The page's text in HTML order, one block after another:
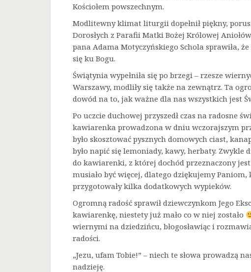
Kościołem powszechnym.
Modlitewny klimat liturgii dopełnił piękny,
Dorosłych z Parafii Matki Bożej Królowej
pana Adama Motyczyńskiego Schola sprawiła,
się ku Bogu.
Świątynia wypełniła się po brzegi – rzesze
Warszawy, modliły się także na zewnątrz. Ta
dowód na to, jak ważne dla nas wszystkich jest
Po uczcie duchowej przyszedł czas na radosne
kawiarenka prowadzona w dniu wczorajszym
było skosztować pysznych domowych ciast,
było napić się lemoniady, kawy, herbaty.
do kawiarenki, z której dochód przeznaczony
musiało być więcej, dlatego dziękujemy
przygotowały kilka dodatkowych wypieków.
Ogromną radość sprawił dziewczynkom Jego
kawiarenkę, niestety już mało co w niej zostało
wiernymi na dziedzińcu, błogosławiąc i
radości.
„Jezu, ufam Tobie!” – niech te słowa prowadzą
nadzieję.